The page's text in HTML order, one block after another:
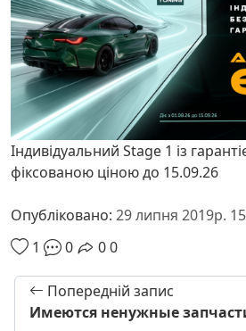
Індивідуальний Stage 1 із
фіксованою ціною до 15.09.26
Опубліковано: 29 липня 2019р.
1
0 00
Попередній запис
Имеются ненужные